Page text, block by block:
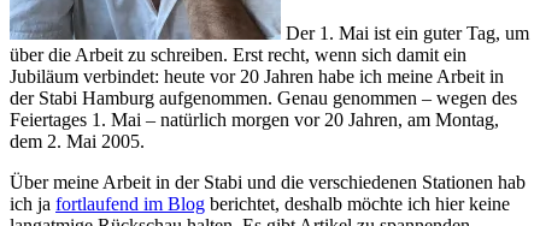
Der 1. Mai ist ein guter Tag, um
über die Arbeit zu schreiben. Erst recht, wenn sich damit ein
Jubiläum verbindet: heute vor 20 Jahren habe ich meine Arbeit in
der Stabi Hamburg aufgenommen. Genau genommen – wegen des
Feiertages 1. Mai – natürlich morgen vor 20 Jahren, am Montag,
dem 2. Mai 2005.
Über meine Arbeit in der Stabi und die verschiedenen Stationen hab
ich ja fortlaufend im Blog berichtet, deshalb möchte ich hier keine